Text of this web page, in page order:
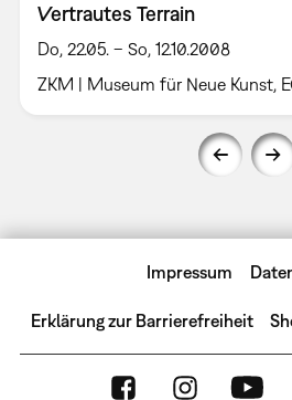
Vertrautes Terrain
Do, 22.05. – So, 12.10.2008
ZKM | Museum für Neue Kunst,
Impressum
Erklärung zur Barrierefreiheit